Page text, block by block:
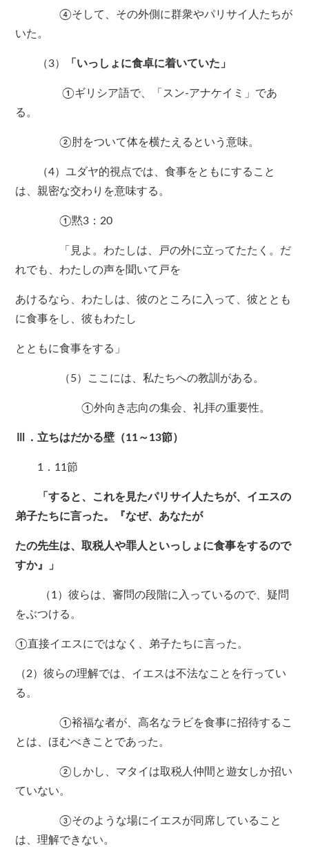
④そして、その外側に群衆やパリサイ人たちが
いた。
（3） 「いっしょに食卓に着いていた」
①ギリシア語で、「スン-アナケイミ」であ
る。
②肘をついて体を横たえるという意味。
（4）ユダヤ的視点では、食事をともにすること
は、親密な交わりを意味する。
①黙3：20
「見よ。わたしは、戸の外に立ってたたく。だ
れでも、わたしの声を聞いて戸を
あけるなら、わたしは、彼のところに入って、彼ととも
に食事をし、彼もわたし
とともに食事をする」
（5）ここには、私たちへの教訓がある。
①外向き志向の集会、礼拝の重要性。
Ⅲ．立ちはだかる壁（11～13節）
1．11節
「すると、これを見たパリサイ人たちが、イエスの
弟子たちに言った。『なぜ、あなたが
たの先生は、取税人や罪人といっしょに食事をするので
すか』」
（1）彼らは、審問の段階に入っているので、疑問
をぶつける。
①直接イエスにではなく、弟子たちに言った。
（2）彼らの理解では、イエスは不法なことを行ってい
る。
①裕福な者が、高名なラビを食事に招待するこ
とは、ほむべきことであった。
②しかし、マタイは取税人仲間と遊女しか招い
ていない。
③そのような場にイエスが同席していること
は、理解できない。